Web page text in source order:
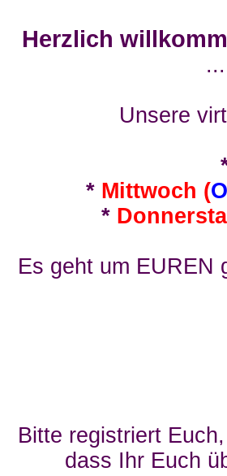
Herzlich
Unsere
* Mittwoch (
*
Es geht um EUREN
Bitte registriert
dass Ihr Euch